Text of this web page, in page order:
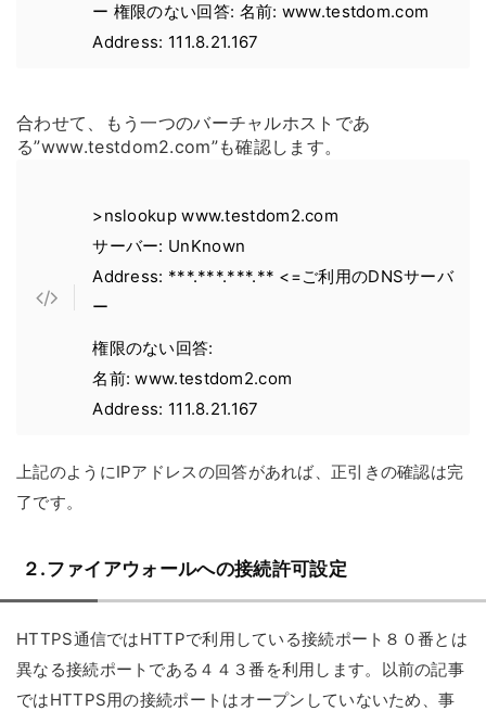
ー 権限のない回答: 名前: www.testdom.com
Address: 111.8.21.167
合わせて、もう一つのバーチャルホストであ
る”www.testdom2.com”も確認します。
>nslookup www.testdom2.com
サーバー: UnKnown
Address: ***.***.***.** <=ご利用のDNSサーバ
ー
権限のない回答:
名前: www.testdom2.com
Address: 111.8.21.167
上記のようにIPアドレスの回答があれば、正引きの確認は完
了です。
２.ファイアウォールへの接続許可設定
HTTPS通信ではHTTPで利用している接続ポート８０番とは
異なる接続ポートである４４３番を利用します。以前の記事
ではHTTPS用の接続ポートはオープンしていないため、事